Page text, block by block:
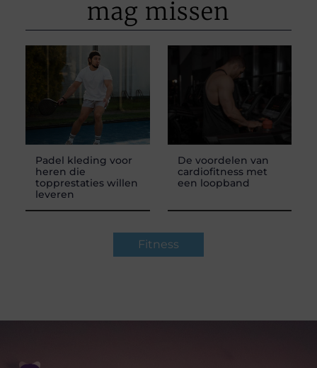
mag missen
Padel kleding voor
heren die
topprestaties willen
leveren
De voordelen van
cardiofitness met
een loopband
Fitness